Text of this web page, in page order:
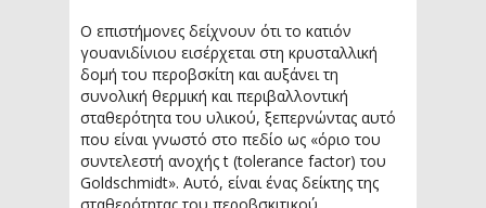
Ο επιστήμονες δείχνουν ότι το κατιόν
γουανιδίνιου εισέρχεται στη κρυσταλλική
δομή του περοβσκίτη και αυξάνει τη
συνολική θερμική και περιβαλλοντική
σταθερότητα του υλικού, ξεπερνώντας αυτό
που είναι γνωστό στο πεδίο ως «όριο του
συντελεστή ανοχής t (tolerance factor) του
Goldschmidt». Αυτό, είναι ένας δείκτης της